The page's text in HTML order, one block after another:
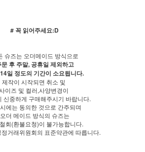
# 꼭 읽어주세요:D
슈즈는 오더메이드 방식으로
문 후 주말, 공휴일 제외하고
일 정도의 기간이 소요됩니다.
제작이 시작되면 취소 및
이즈 및 컬러,사양변경이
신중하게 구매해주시기 바랍니다.
에는 동의한 것으로 간주되며
오더 메이드 방식의 슈즈는
회(환불요청)이 불가능합니다.
거래위원회의 표준약관에 따릅니다.